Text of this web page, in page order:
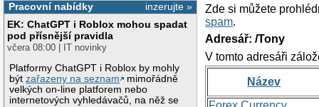
inzerujte »
Pracovní nabídky
EK: ChatGPT i Roblox mohou spadat
pod přísnější pravidla
včera 08:00 | IT novinky
Platformy ChatGPT i Roblox by mohly
býtzařazeny na seznam
mimořádně
velkých on-line platforem nebo
internetových vyhledávačů, na něž se
Zde si můžete
spam.
Adresář: /Tony
V tomto adresáři
Název